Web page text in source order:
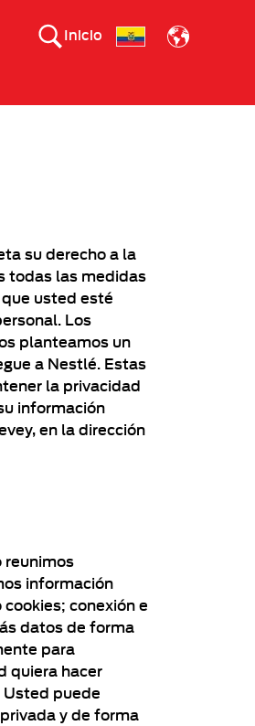
Inicio
su derecho a la
todas las medidas
usted esté
Los
planteamos un
a Nestlé. Estas
la privacidad
información
en la dirección
reunimos
información
conexión e
datos de forma
para
quiera hacer
puede
y de forma